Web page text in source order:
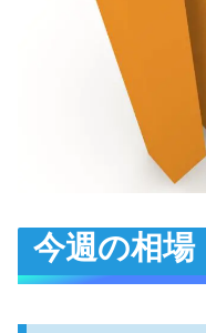
今週の相